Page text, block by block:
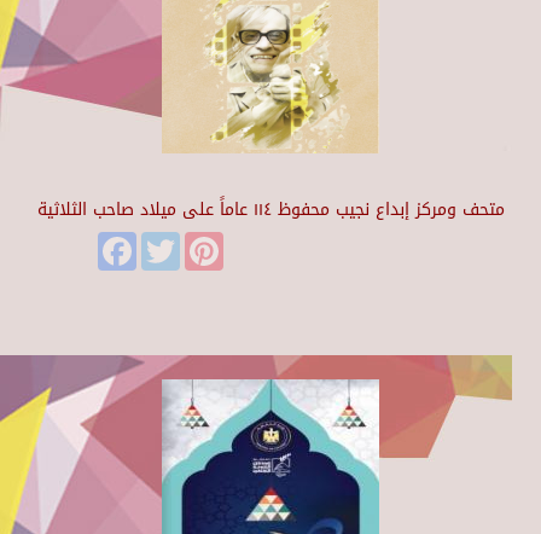
متحف ومركز إبداع نجيب محفوظ ١١٤ عاماً على ميلاد صاحب الثلاثية
FacebookTwitter